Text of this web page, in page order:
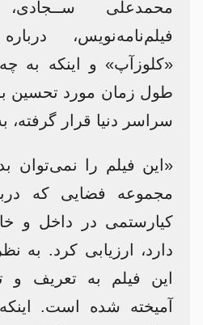
محمدعلی
فیلم‌نامه‌نویس،
«کلوزآپ» و اینکه به
طول زمان مورد تحسین
سراسر دنیا قرار
«این فیلم را نمی‌توان
مجموعه‌ فضایی که
کیارستمی در داخل و
دارد، ارزیابی کرد. به
این فیلم به تعریف و
آمیخته شده است.